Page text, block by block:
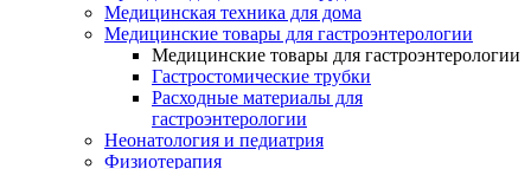
Медицинская техника для дома
Медицинские товары для гастроэнтерологии
Медицинские товары для гастроэнтерологии
Гастростомические трубки
Расходные материалы для
гастроэнтерологии
Неонатология и педиатрия
Физиотерапия